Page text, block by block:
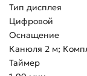
Тип дисплея
Цифровой
Оснащение
Канюля 2 м;
Таймер